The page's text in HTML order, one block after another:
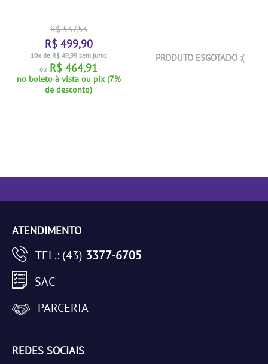
R$ 537,53
R$ 499,90
10x de R$ 49,99 sem juros
ou R$ 464,91
no boleto à vista ou pix (7%
de desconto)
PRODUTO ESGOTADO :(
ATENDIMENTO
TEL.: (43) 3377-6705
SAC
PARCERIA
REDES SOCIAIS